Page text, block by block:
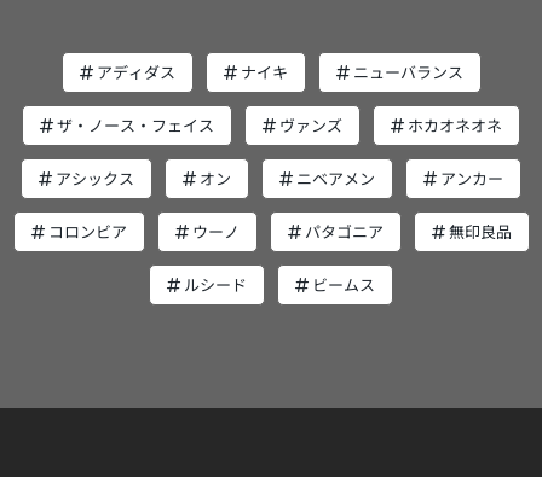
ユナイテッドアローズ発おすすめレイングッズ4選 ここで
は、ユナイテッドアローズがセレクトして発信している、
おすすめのレイングッズを4つ紹介します。 【別注】
<GODO DESIGN> GYAKUSOL LIGHT/折りたたみ傘 オール
ブラックのシンプルで上品な折りたたみ傘。あえてロゴも
外したミニマムなデザインが、スーツスタイルに映えま
す。 この傘は、濡れた面が内側に折りたたまれる‘逆折り
畳み構造’を採用しているため、収納時もスマート。また、
傘布をすっきり収められるワイドストラップ付きで、スト
レスなく収納できるのは嬉しいポイントです。 そのうえ縦
別注した「KiU」のポンチョは、全体をモノトーンでまと
アディダス ナイキ ニューバランス
ザ・ノース・フェイス ヴァンズ ホカオネオネ
アシックス オン ニベアメン アンカー
コロンビア ウーノ パタゴニア 無印良品
ルシード ビームス